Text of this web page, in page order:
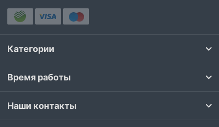
Категории
Время работы
Наши контакты